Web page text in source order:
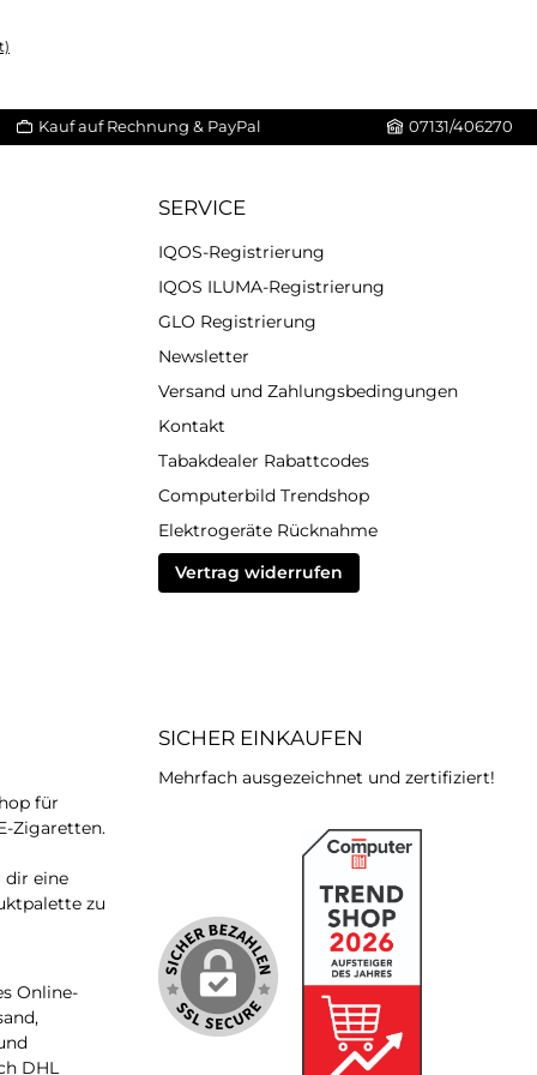
Kauf auf Rechnung & PayPal 07131/406270
SERVICE
IQOS-Registrierung
IQOS ILUMA-Registrierung
GLO Registrierung
Newsletter
Versand und Zahlungsbedingungen
Kontakt
Tabakdealer Rabattcodes
Computerbild Trendshop
Elektrogeräte Rücknahme
Vertrag widerrufen
für
Zigaretten.
dir eine
zu
Online-
DHL
SICHER EINKAUFEN
Mehrfach ausgezeichnet und zertifiziert!